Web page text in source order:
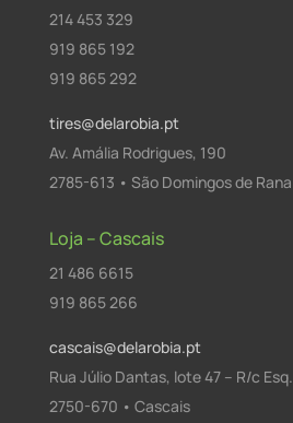
214 453 329
919 865 192
919 865 292
tires@delarobia.pt
Av. Amália Rodrigues, 190
2785-613 • São Domingos de Rana
Loja – Cascais
21 486 6615
919 865 266
cascais@delarobia.pt
Rua Júlio Dantas, lote 47 – R/c Esq.
2750-670 • Cascais